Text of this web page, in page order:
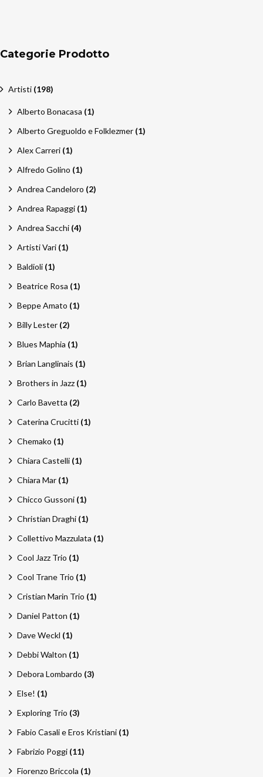
Categorie Prodotto
Artisti (198)
Alberto Bonacasa (1)
Alberto Greguoldo e Folklezmer (1)
Alex Carreri (1)
Alfredo Golino (1)
Andrea Candeloro (2)
Andrea Rapaggi (1)
Andrea Sacchi (4)
Artisti Vari (1)
Baldioli (1)
Beatrice Rosa (1)
Beppe Amato (1)
Billy Lester (2)
Blues Maphia (1)
Brian Langlinais (1)
Brothers in Jazz (1)
Carlo Bavetta (2)
Caterina Crucitti (1)
Chemako (1)
Chiara Castelli (1)
Chiara Mar (1)
Chicco Gussoni (1)
Christian Draghi (1)
Collettivo Mazzulata (1)
Cool Jazz Trio (1)
Cool Trane Trio (1)
Cristian Marin Trio (1)
Daniel Patton (1)
Dave Weckl (1)
Debbi Walton (1)
Debora Lombardo (3)
Else! (1)
Exploring Trio (3)
Fabio Casali e Eros Kristiani (1)
Fabrizio Poggi (11)
Fiorenzo Briccola (1)